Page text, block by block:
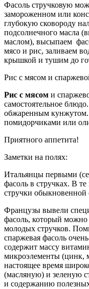
Фасоль стручковую
замороженном или
глубокую сковороду
подсолнечного масла
маслом), высыпаем
мясо и рис, заливаем
крышкой и тушим до
Рис с мясом и
Рис с мясом и
самостоятельное
обжаренным кунжутом.
помидорчиками или
Приятного аппетита!
Заметки на полях:
Итальянцы первыми
фасоль в стручках. В
стручки обыкновенной
Французы вывели
фасоль, который можно
молодых стручков.
спаржевая фасоль
содержит массу
микроэлементы (цинк,
настоящее время
(масляную) и зеленую
и содержанию